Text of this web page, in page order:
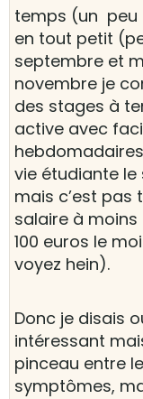
temps (un peu
en tout petit
septembre et
novembre je
des stages à
active avec
vie étudiante le
mais c’est pas
salaire à
100 euros le
voyez hein).
Donc je disais
intéressant
pinceau entre
symptômes,